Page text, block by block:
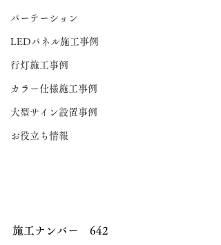
パーテーション
LEDパネル施工事例
行灯施工事例
カラー仕様施工事例
大型サイン設置事例
お役立ち情報
施工ナンバー　642